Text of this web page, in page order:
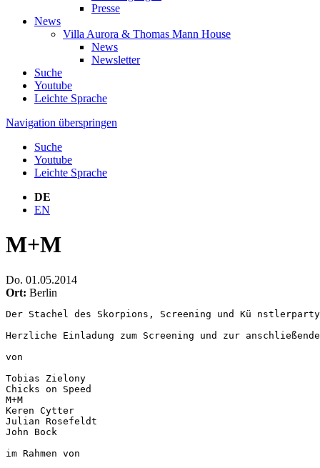
Presse
News
Villa Aurora & Thomas Mann House
News
Newsletter
Suche
Youtube
Leichte Sprache
Navigation überspringen
Suche
Youtube
Leichte Sprache
DE
EN
M+M
Do. 01.05.2014
Ort: Berlin
Der Stachel des Skorpions, Screening und Kü
Herzliche Einladung zum Screening und zur
von
Tobias Zielony
Chicks on Speed
M+M
Keren Cytter
Julian Rosefeldt
John Bock
im Rahmen von